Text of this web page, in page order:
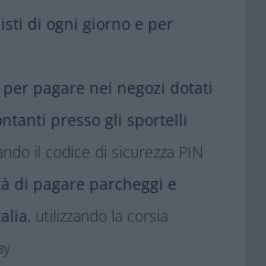
di ogni giorno e per
pagare nei negozi dotati
presso gli sportelli
il codice di sicurezza PIN
di pagare parcheggi e
, utilizzando la corsia